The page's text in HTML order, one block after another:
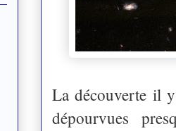
La découverte il
dépourvues